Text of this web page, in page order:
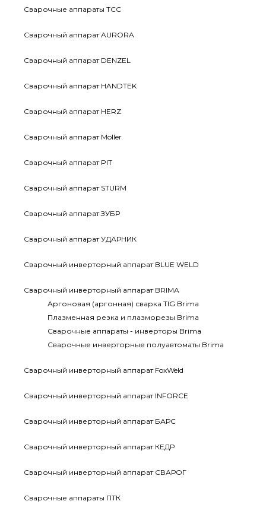
Сварочные аппараты ТСС
Сварочный аппарат AURORA
Сварочный аппарат DENZEL
Сварочный аппарат HANDTEK
Сварочный аппарат HERZ
Сварочный аппарат Moller
Сварочный аппарат PIT
Сварочный аппарат STURM
Сварочный аппарат ЗУБР
Сварочный аппарат УДАРНИК
Сварочный инверторный аппарат BLUE WELD
Сварочный инверторный аппарат BRIMA
Аргоновая (аргонная) сварка TIG Brima
Плазменная резка и плазморезы Brima
Сварочные аппараты - инверторы Brima
Сварочные инверторные полуавтоматы Brima
Сварочный инверторный аппарат FoxWeld
Сварочный инверторный аппарат INFORCE
Сварочный инверторный аппарат БАРС
Сварочный инверторный аппарат КЕДР
Сварочный инверторный аппарат СВАРОГ
Сварочные аппараты ПТК